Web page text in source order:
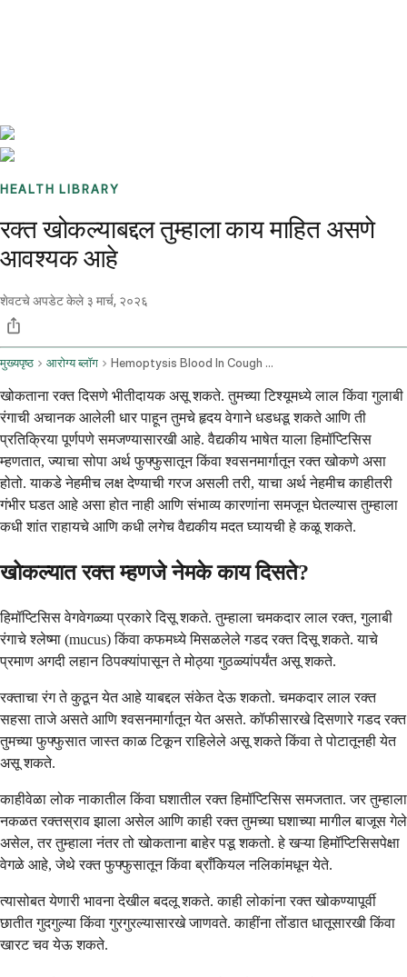
HEALTH LIBRARY
रक्त खोकल्याबद्दल तुम्हाला काय माहित असणे
आवश्यक आहे
शेवटचे अपडेट केले ३ मार्च, २०२६
मुख्यपृष्ठ आरोग्य ब्लॉग Hemoptysis Blood In Cough Causes And When To Seek Emergency Care
खोकताना रक्त दिसणे भीतीदायक असू शकते. तुमच्या टिश्यूमध्ये लाल किंवा गुलाबी
रंगाची अचानक आलेली धार पाहून तुमचे हृदय वेगाने धडधडू शकते आणि ती
प्रतिक्रिया पूर्णपणे समजण्यासारखी आहे. वैद्यकीय भाषेत याला हिमॉप्टिसिस
म्हणतात, ज्याचा सोपा अर्थ फुफ्फुसातून किंवा श्वसनमार्गातून रक्त खोकणे असा
होतो. याकडे नेहमीच लक्ष देण्याची गरज असली तरी, याचा अर्थ नेहमीच काहीतरी
गंभीर घडत आहे असा होत नाही आणि संभाव्य कारणांना समजून घेतल्यास तुम्हाला
कधी शांत राहायचे आणि कधी लगेच वैद्यकीय मदत घ्यायची हे कळू शकते.
खोकल्यात रक्त म्हणजे नेमके काय दिसते?
हिमॉप्टिसिस वेगवेगळ्या प्रकारे दिसू शकते. तुम्हाला चमकदार लाल रक्त, गुलाबी
रंगाचे श्लेष्मा (mucus) किंवा कफमध्ये मिसळलेले गडद रक्त दिसू शकते. याचे
प्रमाण अगदी लहान ठिपक्यांपासून ते मोठ्या गुठळ्यांपर्यंत असू शकते.
रक्ताचा रंग ते कुठून येत आहे याबद्दल संकेत देऊ शकतो. चमकदार लाल रक्त
सहसा ताजे असते आणि श्वसनमार्गातून येत असते. कॉफीसारखे दिसणारे गडद रक्त
तुमच्या फुफ्फुसात जास्त काळ टिकून राहिलेले असू शकते किंवा ते पोटातूनही येत
असू शकते.
काहीवेळा लोक नाकातील किंवा घशातील रक्त हिमॉप्टिसिस समजतात. जर तुम्हाला
नकळत रक्तस्राव झाला असेल आणि काही रक्त तुमच्या घशाच्या मागील बाजूस गेले
असेल, तर तुम्हाला नंतर तो खोकताना बाहेर पडू शकतो. हे खऱ्या हिमॉप्टिसिसपेक्षा
वेगळे आहे, जेथे रक्त फुफ्फुसातून किंवा ब्राँकियल नलिकांमधून येते.
त्यासोबत येणारी भावना देखील बदलू शकते. काही लोकांना रक्त खोकण्यापूर्वी
छातीत गुदगुल्या किंवा गुरगुरल्यासारखे जाणवते. काहींना तोंडात धातूसारखी किंवा
खारट चव येऊ शकते.